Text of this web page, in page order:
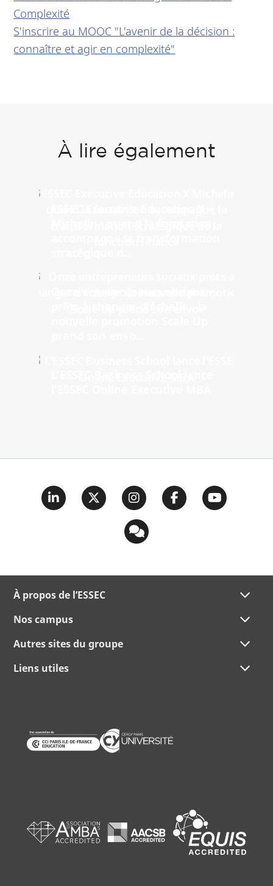
Complexité
S'inscrire au MOOC "L'avenir de la décision :
connaître et agir en complexité"
À lire également
À propos de l’ESSEC
Nos campus
Autres sites du groupe
Liens utiles